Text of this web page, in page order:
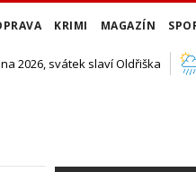
KRIMI MAGAZÍN
2026, svátek slaví Oldřiška